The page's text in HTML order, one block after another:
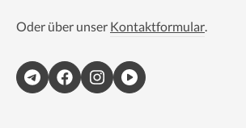
Oder über unser Kontaktformular.